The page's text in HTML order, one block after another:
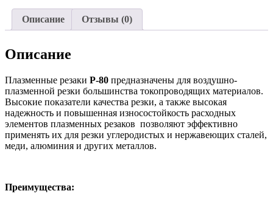
Описание Отзывы (0)
Описание
Плазменные резаки Р-80 предназначены для воздушно-
плазменной резки большинства токопроводящих материалов.
Высокие показатели качества резки, а также высокая
надежность и повышенная износостойкость расходных
элементов плазменных резаков позволяют эффективно
применять их для резки углеродистых и нержавеющих сталей,
меди, алюминия и других металлов.
Преимущества: